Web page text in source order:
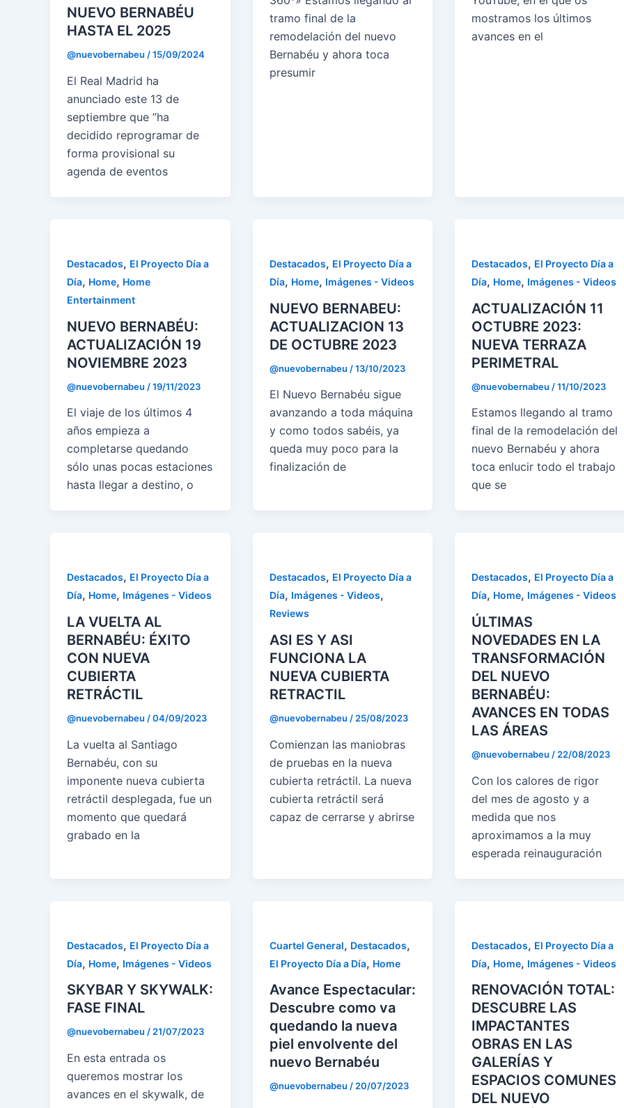
NUEVO BERNABÉU
HASTA EL 2025
@nuevobernabeu /15/09/2024
El Real Madrid ha
anunciado este 13 de
septiembre que ”ha
decidido reprogramar de
forma provisional su
agenda de eventos
tramo final de la
remodelación del nuevo
Bernabéu y ahora toca
presumir
mostramos los últimos
avances en el
Destacados, El Proyecto Día a
Día, Home, Home
Entertainment
NUEVO BERNABÉU:
ACTUALIZACIÓN 19
NOVIEMBRE 2023
@nuevobernabeu /19/11/2023
El viaje de los últimos 4
años empieza a
completarse quedando
sólo unas pocas estaciones
hasta llegar a destino, o
Destacados, El Proyecto Día a
Día, Home, Imágenes - Videos
NUEVO BERNABEU:
ACTUALIZACION 13
DE OCTUBRE 2023
@nuevobernabeu /13/10/2023
El Nuevo Bernabéu sigue
avanzando a toda máquina
y como todos sabéis, ya
queda muy poco para la
finalización de
Destacados, El Proyecto Día a
Día, Home, Imágenes - Videos
ACTUALIZACIÓN 11
OCTUBRE 2023:
NUEVA TERRAZA
PERIMETRAL
@nuevobernabeu /11/10/2023
Estamos llegando al tramo
final de la remodelación del
nuevo Bernabéu y ahora
toca enlucir todo el trabajo
que se
Destacados, El Proyecto Día a
Día, Home, Imágenes - Videos
LA VUELTA AL
BERNABÉU: ÉXITO
CON NUEVA
CUBIERTA
RETRÁCTIL
@nuevobernabeu /04/09/2023
La vuelta al Santiago
Bernabéu, con su
imponente nueva cubierta
retráctil desplegada, fue un
momento que quedará
grabado en la
Destacados, El Proyecto Día a
Día, Imágenes - Videos,
Reviews
ASI ES Y ASI
FUNCIONA LA
NUEVA CUBIERTA
RETRACTIL
@nuevobernabeu / 25/08/2023
Comienzan las maniobras
de pruebas en la nueva
cubierta retráctil. La nueva
cubierta retráctil será
capaz de cerrarse y abrirse
Destacados, El Proyecto Día a
Día, Home, Imágenes - Videos
ÚLTIMAS
NOVEDADES EN LA
TRANSFORMACIÓN
DEL NUEVO
BERNABÉU:
AVANCES EN TODAS
LAS ÁREAS
@nuevobernabeu / 22/08/2023
Con los calores de rigor
del mes de agosto y a
medida que nos
aproximamos a la muy
esperada reinauguración
Destacados, El Proyecto Día a
Día, Home, Imágenes - Videos
SKYBAR Y SKYWALK:
FASE FINAL
@nuevobernabeu /21/07/2023
En esta entrada os
queremos mostrar los
avances en el skywalk, de
Cuartel General, Destacados,
El Proyecto Día a Día, Home
Avance Espectacular:
Descubre como va
quedando la nueva
piel envolvente del
nuevo Bernabéu
@nuevobernabeu /20/07/2023
Destacados, El Proyecto Día a
Día, Home, Imágenes - Videos
RENOVACIÓN TOTAL:
DESCUBRE LAS
IMPACTANTES
OBRAS EN LAS
GALERÍAS Y
ESPACIOS COMUNES
DEL NUEVO